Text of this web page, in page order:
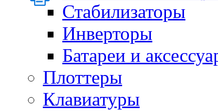
Стабилизаторы
Инверторы
Батареи и
Плоттеры
Клавиатуры